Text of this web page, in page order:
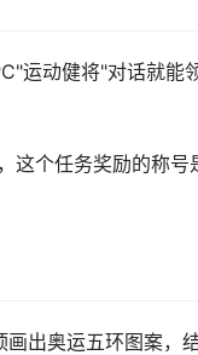
运动健将"对话就能
这个任务奖励的称号
出奥运五环图案，